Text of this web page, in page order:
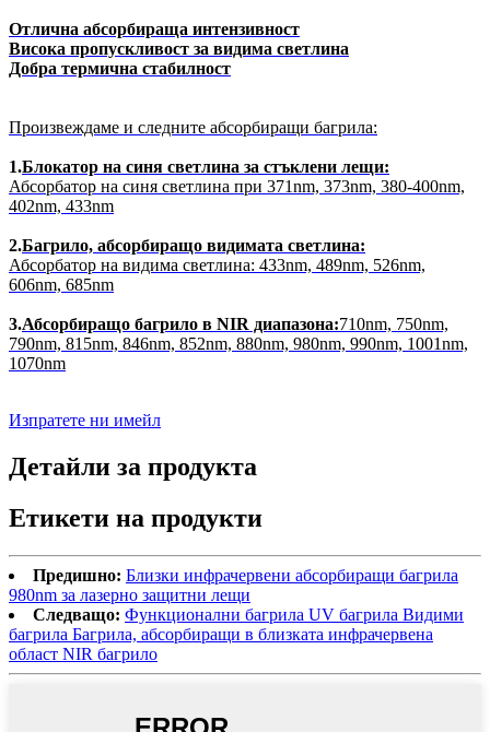
Отлична абсорбираща интензивност
Висока пропускливост за видима светлина
Добра термична стабилност
Произвеждаме и следните абсорбиращи багрила:
1.Блокатор на синя светлина за стъклени лещи:
Абсорбатор на синя светлина при 371nm, 373nm, 380-400nm,
402nm, 433nm
2.Багрило, абсорбиращо видимата светлина:
Абсорбатор на видима светлина: 433nm, 489nm, 526nm,
606nm, 685nm
3.Абсорбиращо багрило в NIR диапазона:710nm, 750nm,
790nm, 815nm, 846nm, 852nm, 880nm, 980nm, 990nm, 1001nm,
1070nm
Изпратете ни имейл
Детайли за продукта
Етикети на продукти
Предишно: Близки инфрачервени абсорбиращи багрила
980nm за лазерно защитни лещи
Следващо: Функционални багрила UV багрила Видими
багрила Багрила, абсорбиращи в близката инфрачервена
област NIR багрило